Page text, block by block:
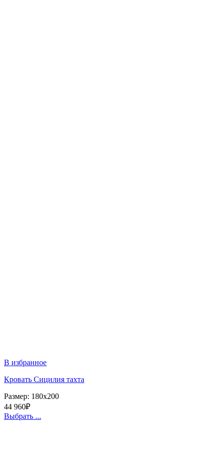
В избранное
Кровать Сицилия тахта
Размер: 180x200
44 960₽
Выбрать ...